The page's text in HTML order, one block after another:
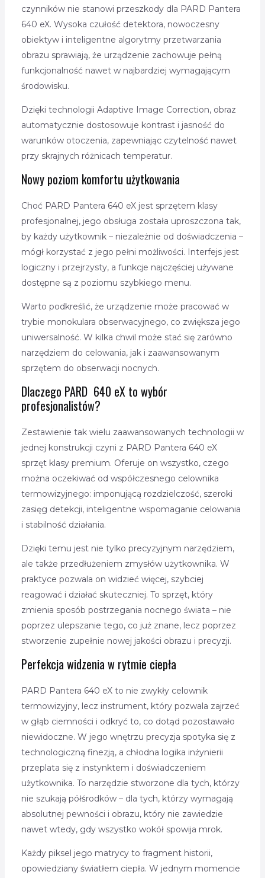
czynników nie stanowi przeszkody dla PARD Pantera
640 eX. Wysoka czułość detektora, nowoczesny
obiektyw i inteligentne algorytmy przetwarzania
obrazu sprawiają, że urządzenie zachowuje pełną
funkcjonalność nawet w najbardziej wymagającym
środowisku.
Dzięki technologii Adaptive Image Correction, obraz
automatycznie dostosowuje kontrast i jasność do
warunków otoczenia, zapewniając czytelność nawet
przy skrajnych różnicach temperatur.
Nowy poziom komfortu użytkowania
Choć PARD Pantera 640 eX jest sprzętem klasy
profesjonalnej, jego obsługa została uproszczona tak,
by każdy użytkownik – niezależnie od doświadczenia –
mógł korzystać z jego pełni możliwości. Interfejs jest
logiczny i przejrzysty, a funkcje najczęściej używane
dostępne są z poziomu szybkiego menu.
Warto podkreślić, że urządzenie może pracować w
trybie monokulara obserwacyjnego, co zwiększa jego
uniwersalność. W kilka chwil może stać się zarówno
narzędziem do celowania, jak i zaawansowanym
sprzętem do obserwacji nocnych.
Dlaczego PARD 640 eX to wybór
profesjonalistów?
Zestawienie tak wielu zaawansowanych technologii w
jednej konstrukcji czyni z PARD Pantera 640 eX
sprzęt klasy premium. Oferuje on wszystko, czego
można oczekiwać od współczesnego celownika
termowizyjnego: imponującą rozdzielczość, szeroki
zasięg detekcji, inteligentne wspomaganie celowania
i stabilność działania.
Dzięki temu jest nie tylko precyzyjnym narzędziem,
ale także przedłużeniem zmysłów użytkownika. W
praktyce pozwala on widzieć więcej, szybciej
reagować i działać skuteczniej. To sprzęt, który
zmienia sposób postrzegania nocnego świata – nie
poprzez ulepszanie tego, co już znane, lecz poprzez
stworzenie zupełnie nowej jakości obrazu i precyzji.
Perfekcja widzenia w rytmie ciepła
PARD Pantera 640 eX to nie zwykły celownik
termowizyjny, lecz instrument, który pozwala zajrzeć
w głąb ciemności i odkryć to, co dotąd pozostawało
niewidoczne. W jego wnętrzu precyzja spotyka się z
technologiczną finezją, a chłodna logika inżynierii
przeplata się z instynktem i doświadczeniem
użytkownika. To narzędzie stworzone dla tych, którzy
nie szukają półśrodków – dla tych, którzy wymagają
absolutnej pewności i obrazu, który nie zawiedzie
nawet wtedy, gdy wszystko wokół spowija mrok.
Każdy piksel jego matrycy to fragment historii,
opowiedziany światłem ciepła. W jednym momencie